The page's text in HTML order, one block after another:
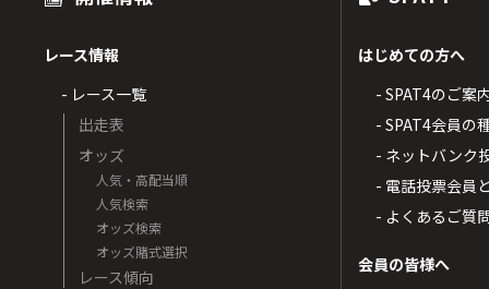
レース情報
- レース一覧
出走表
オッズ
人気・高配当順
人気検索
オッズ検索
オッズ賭式選択
レース傾向
はじめての方へ
- SPAT4のご案
- SPAT4会員の
- ネットバンク
- 電話投票会員
- よくあるご質
会員の皆様へ